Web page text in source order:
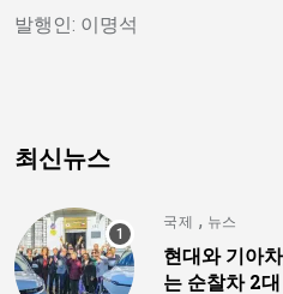
발행인: 이명석
최신뉴스
국제 , 뉴스
현대와 기아
는 순찰차 2